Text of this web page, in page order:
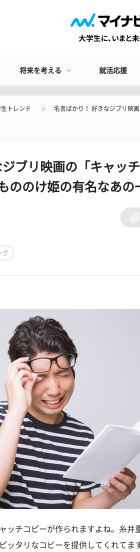
将来を考える 就活応援
生トレンド 名言ばかり！ 好きなジブリ映
ブリ映画の「キャッチ
ののけ姫の有名なあの
グ
ッチコピーが作られますよね。糸井
ッタリなコビーを提供してくれてま